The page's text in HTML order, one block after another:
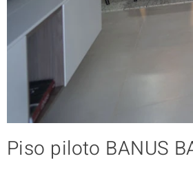
Piso piloto BANUS